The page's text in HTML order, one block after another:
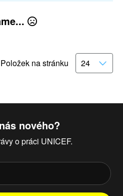
Položek na stránku
nového?
o práci UNICEF.